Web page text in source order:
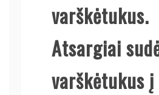
varškėtukus.
Atsargiai
varškėtukus